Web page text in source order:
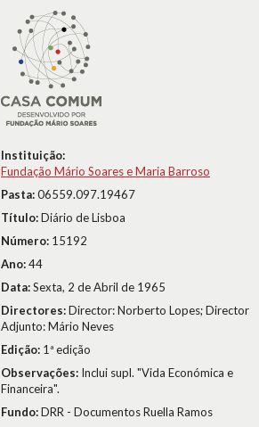
Instituição:
Fundação Mário Soares e Maria Barroso
Pasta:06559.097.19467
Título:Diário de Lisboa
Número: 15192
Ano:44
Data:Sexta, 2 de Abril de 1965
Directores:Director: Norberto Lopes; Director
Adjunto: Mário Neves
Edição: 1ª edição
Observações: Inclui supl. "Vida Económica e
Financeira".
Fundo:DRR - Documentos Ruella Ramos